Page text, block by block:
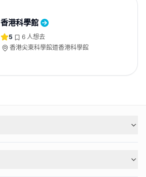
香港科學館
5 6 人想去
香港尖東科學館道香港科學館